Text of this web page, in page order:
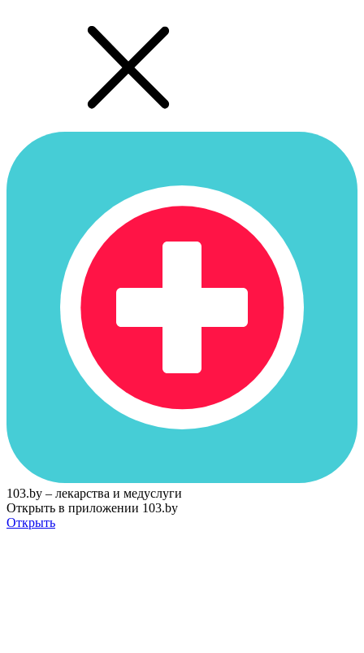
103.by – лекарства и медуслуги
Открыть в приложении 103.by
Открыть